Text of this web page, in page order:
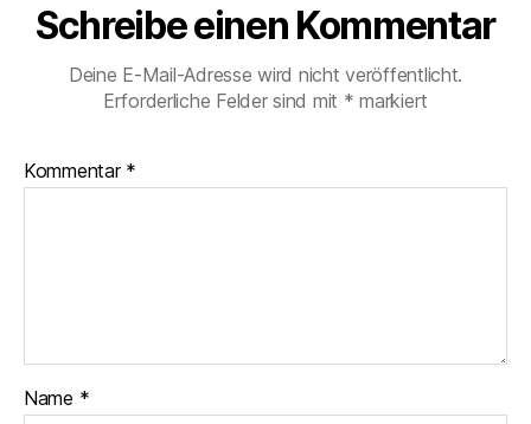
Schreibe einen Kommentar
Deine E-Mail-Adresse wird nicht veröffentlicht.
Erforderliche Felder sind mit * markiert
Kommentar *
Name *